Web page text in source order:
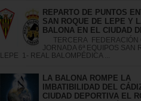
REPARTO DE PUNTOS
SAN ROQUE DE LEPE Y
BALONA EN EL CIUDAD
TERCERA FEDERACIÓN
JORNADA 6ª EQUIPOS SAN
LEPE 1- REAL BALOMPÉDICA ...
LA BALONA ROMPE LA
IMBATIBILIDAD DEL
CIUDAD DEPORTIVA EL